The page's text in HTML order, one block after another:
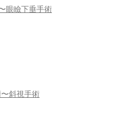
眼瞼下垂手術
斜視手術